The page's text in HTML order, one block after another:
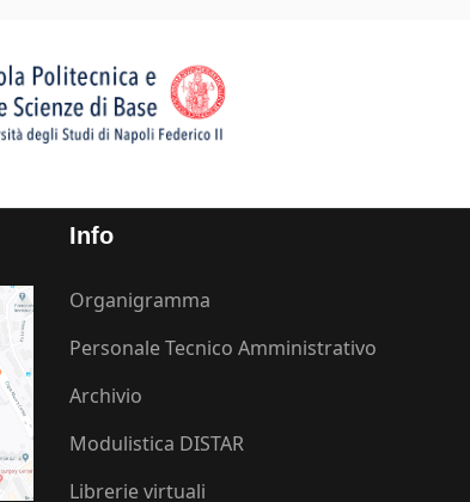
Info
Organigramma
Personale Tecnico Amministrativo
Archivio
Modulistica DISTAR
Librerie virtuali